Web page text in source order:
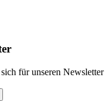
für unseren Newsletter